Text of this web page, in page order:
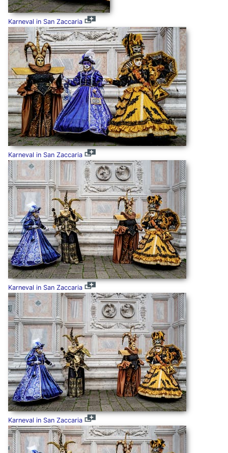
Karneval in San Zaccaria
Karneval in San Zaccaria
Karneval in San Zaccaria
Karneval in San Zaccaria